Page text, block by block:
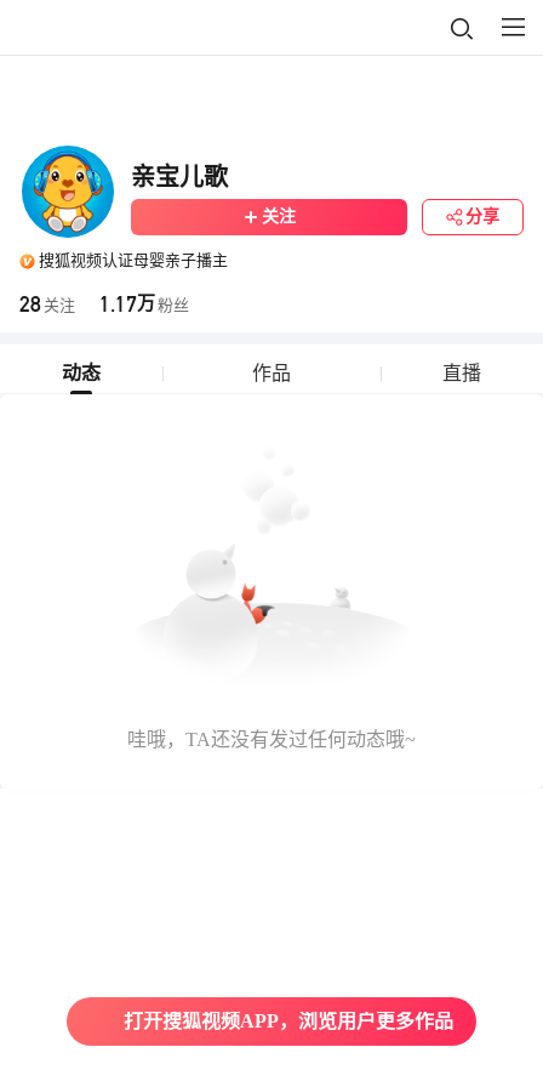
亲宝儿歌
关注 分享
搜狐视频认证母婴亲子播主
28 关注 1.17万 粉丝
动态 作品 直播
哇哦，TA还没有发过任何动态哦~
打开搜狐视频APP，浏览用户更多作品